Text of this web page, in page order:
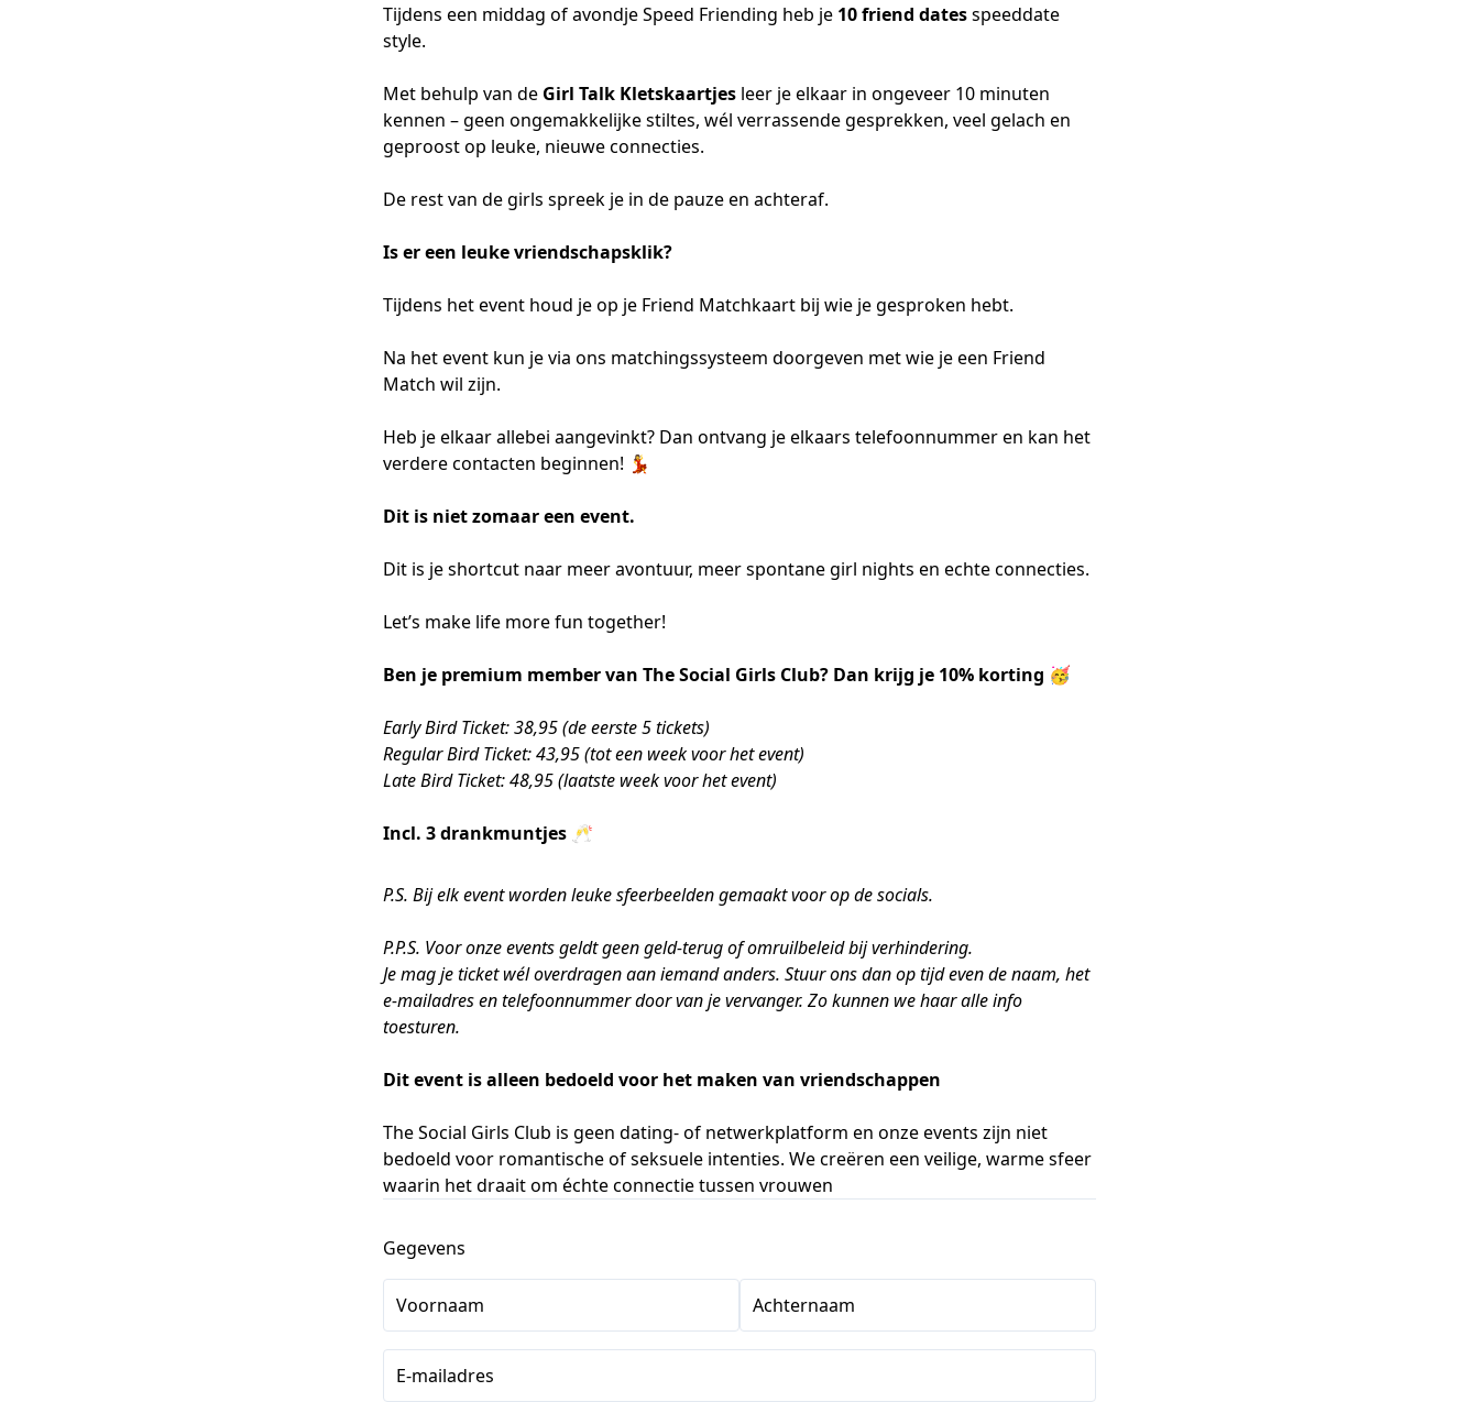
Tijdens een middag of avondje Speed Friending heb je 10 friend datesspeeddate
style.
Met behulp van de Girl Talk Kletskaartjes leer je elkaar in ongeveer 10 minuten
kennen – geen ongemakkelijke stiltes, wél verrassende gesprekken, veel gelach en
geproost op leuke, nieuwe connecties.
De rest van de girls spreek je in de pauze en achteraf.
Is er een leuke vriendschapsklik?
Tijdens het event houd je op je Friend Matchkaart bij wie je gesproken hebt.
Na het event kun je via ons matchingssysteem doorgeven met wie je een Friend
Match wil zijn.
Heb je elkaar allebei aangevinkt? Dan ontvang je elkaars telefoonnummer en kan het
verdere contacten beginnen! 💃
Dit is niet zomaar een event.
Dit is je shortcut naar meer avontuur, meer spontane girl nights en echte connecties.
Let’s make life more fun together!
Ben je premium member van The Social Girls Club? Dan krijg je 10% korting 🥳
Early Bird Ticket: 38,95 (de eerste 5 tickets)
Regular Bird Ticket: 43,95 (tot een week voor het event)
Late Bird Ticket: 48,95 (laatste week voor het event)
Incl. 3 drankmuntjes 🥂
P.S. Bij elk event worden leuke sfeerbeelden gemaakt voor op de socials.
P.P.S. Voor onze events geldt geen geld-terug of omruilbeleid bij verhindering.
Je mag je ticket wél overdragen aan iemand anders. Stuur ons dan op tijd even de naam, het
e-mailadres en telefoonnummer door van je vervanger. Zo kunnen we haar alle info
toesturen.
Dit event is alleen bedoeld voor het maken van vriendschappen
The Social Girls Club is geen dating- of netwerkplatform en onze events zijn niet
bedoeld voor romantische of seksuele intenties. We creëren een veilige, warme sfeer
waarin het draait om échte connectie tussen vrouwen
Gegevens
Voornaam Achternaam
E-mailadres